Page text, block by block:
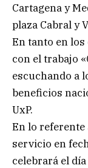
Cartagena y
plaza Cabral y
En tanto en
con el trabajo
escuchando a
beneficios
UxP.
En lo
servicio en
celebrará el